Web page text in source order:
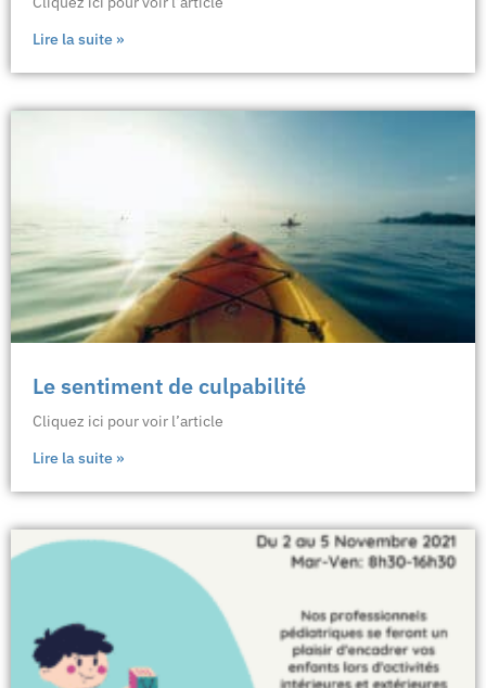
Lire la suite »
Le sentiment de culpabilité
Cliquez ici pour voir l’article
Lire la suite »